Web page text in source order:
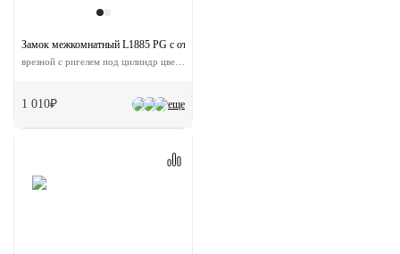
еще
Замок межкомнатный L1885 PG с ответной планкой
1 010₽